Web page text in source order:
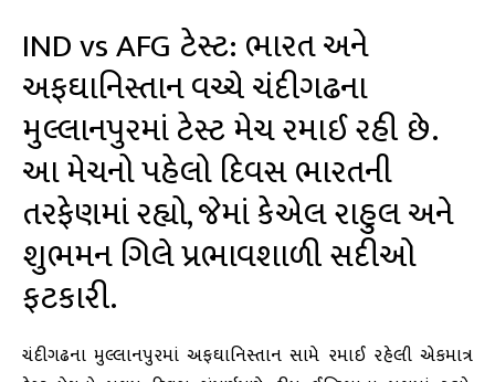
IND vs AFG ટેસ્ટ: ભારત અને
અફઘાનિસ્તાન વચ્ચે ચંદીગઢના
મુલ્લાનપુરમાં ટેસ્ટ મેચ રમાઈ રહી છે.
આ મેચનો પહેલો દિવસ ભારતની
તરફેણમાં રહ્યો, જેમાં કેએલ રાહુલ અને
શુભમન ગિલે પ્રભાવશાળી સદીઓ
ફટકારી.
ચંદીગઢના મુલ્લાનપુરમાં અફઘાનિસ્તાન સામે રમાઈ રહેલી એકમાત્ર